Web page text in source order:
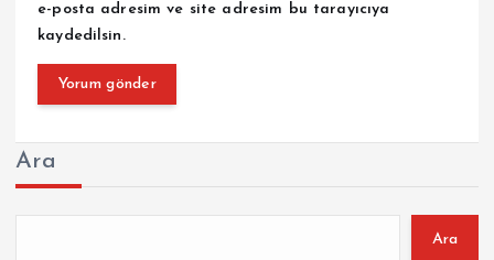
e-posta adresim ve site adresim bu tarayıcıya
kaydedilsin.
Ara
Ara